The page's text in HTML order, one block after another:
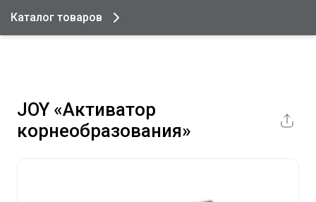
Каталог товаров
JOY «Активатор
корнеобразования»